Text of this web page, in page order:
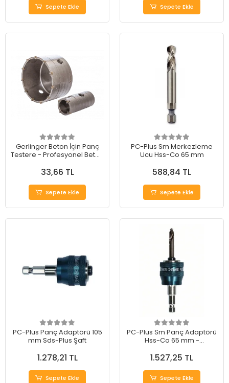
Sepete Ekle Sepete Ekle
Gerlinger Beton İçin Panç
Testere - Profesyonel Beton
33,66 TL
Sepete Ekle
PC-Plus Sm Merkezleme
Ucu Hss-Co 65 mm
588,84 TL
Sepete Ekle
PC-Plus Panç Adaptörü 105
mm Sds-Plus Şaft
1.278,21 TL
Sepete Ekle
PC-Plus Sm Panç Adaptörü
Hss-Co 65 mm -
İdeal Çözüm
1.527,25 TL
Sepete Ekle